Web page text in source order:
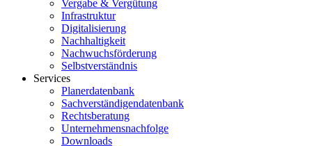
Vergabe & Vergütung
Infrastruktur
Digitalisierung
Nachhaltigkeit
Nachwuchsförderung
Selbstverständnis
Services
Planerdatenbank
Sachverständigendatenbank
Rechtsberatung
Unternehmensnachfolge
Downloads